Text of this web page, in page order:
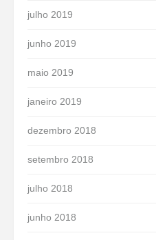
julho 2019
junho 2019
maio 2019
janeiro 2019
dezembro 2018
setembro 2018
julho 2018
junho 2018